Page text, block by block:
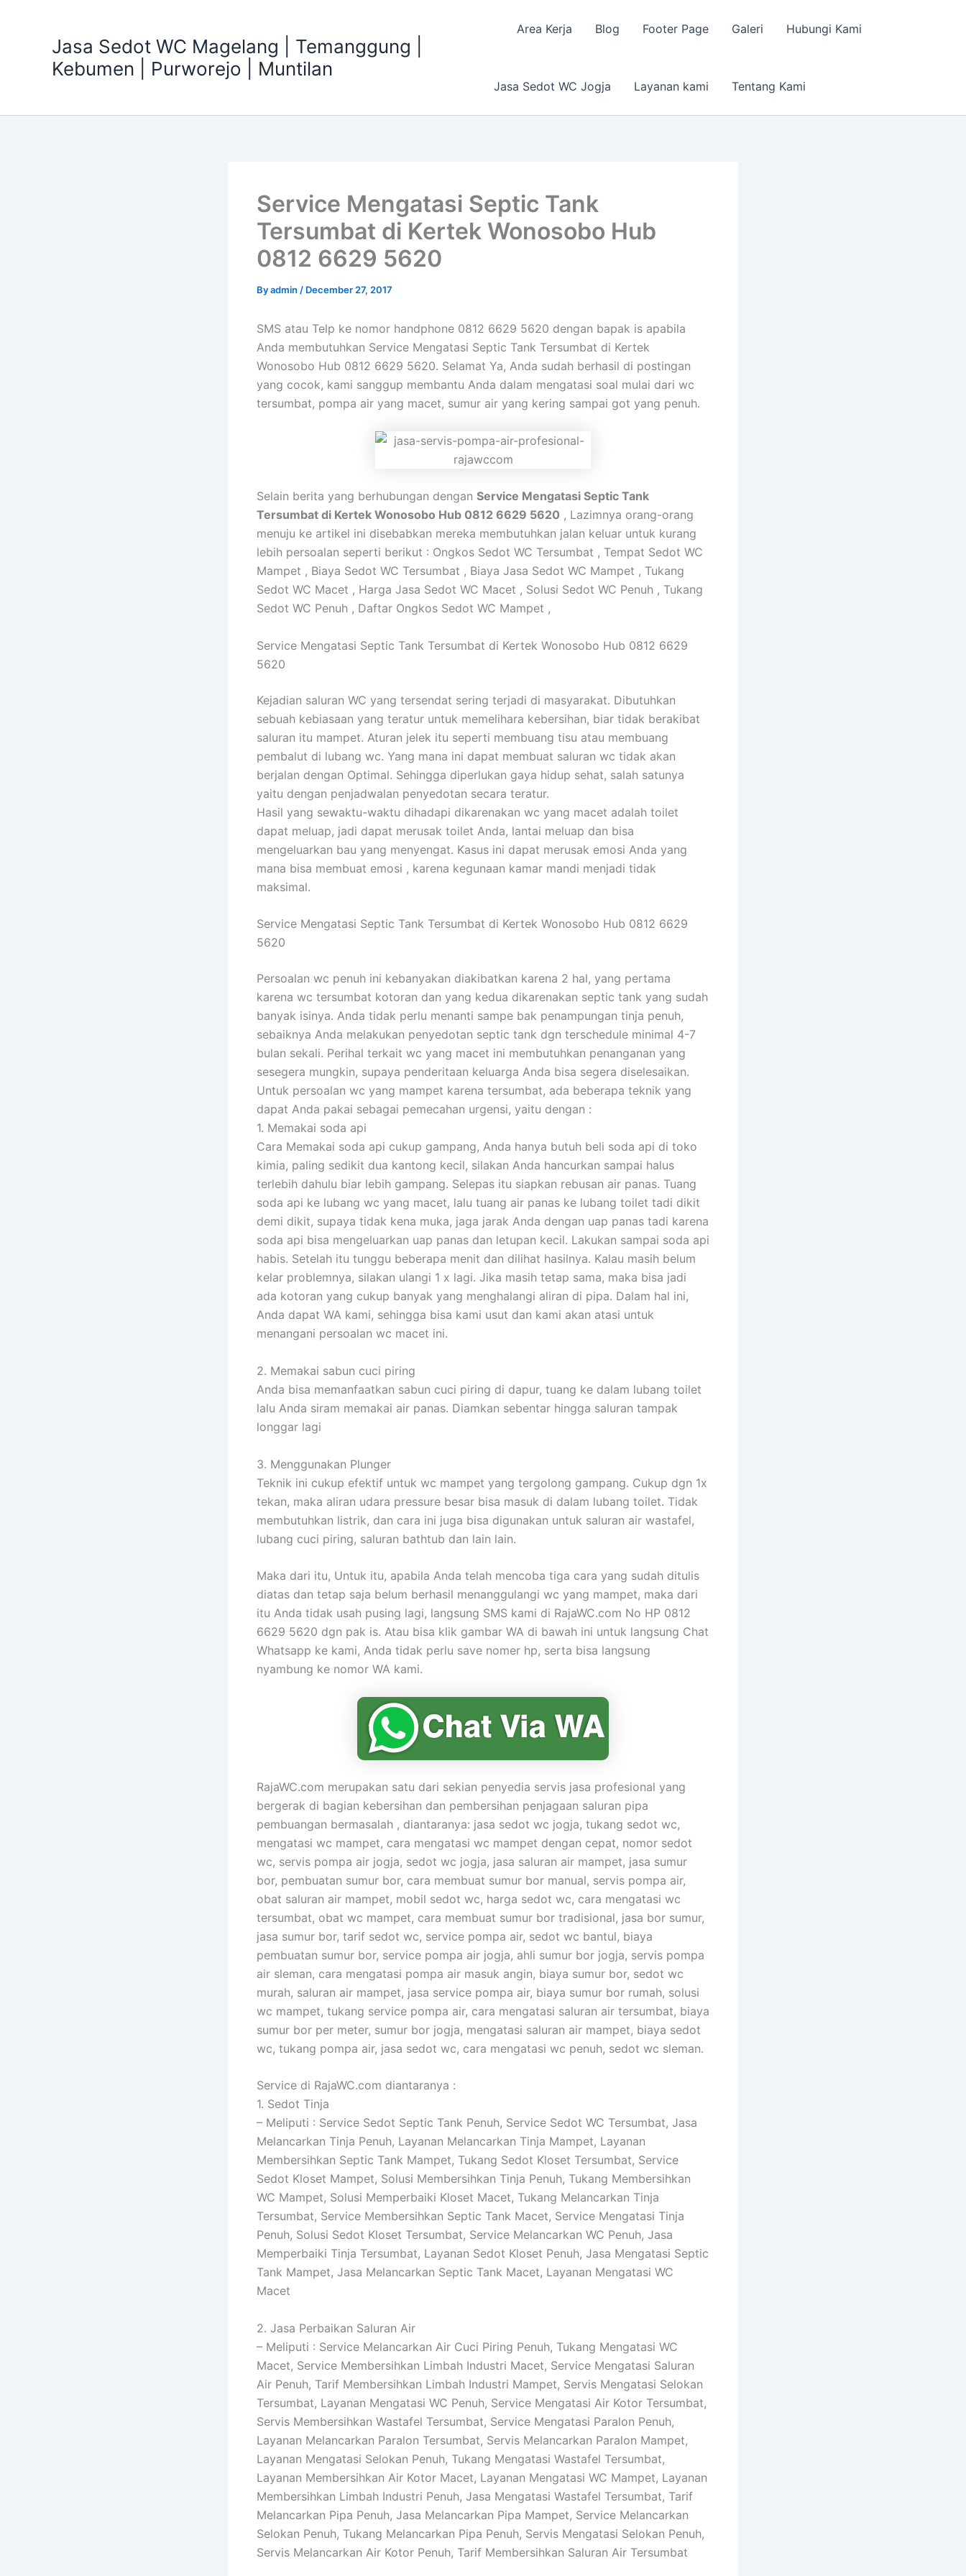
Jasa Sedot WC Magelang | Temanggung |
Kebumen | Purworejo | Muntilan
Area Kerja Blog Footer Page Galeri Hubungi Kami
Jasa Sedot WC Jogja Layanan kami Tentang Kami
Service Mengatasi Septic Tank
Tersumbat di Kertek Wonosobo Hub
0812 6629 5620
Byadmin / December 27, 2017
SMS atau Telp ke nomor handphone 0812 6629 5620 dengan bapak is apabila
Anda membutuhkan Service Mengatasi Septic Tank Tersumbat di Kertek
Wonosobo Hub 0812 6629 5620. Selamat Ya, Anda sudah berhasil di postingan
yang cocok, kami sanggup membantu Anda dalam mengatasi soal mulai dari wc
tersumbat, pompa air yang macet, sumur air yang kering sampai got yang penuh.
Selain berita yang berhubungan dengan Service Mengatasi Septic Tank
Tersumbat di Kertek Wonosobo Hub 0812 6629 5620 , Lazimnya orang-orang
menuju ke artikel ini disebabkan mereka membutuhkan jalan keluar untuk kurang
lebih persoalan seperti berikut : Ongkos Sedot WC Tersumbat , Tempat Sedot WC
Mampet , Biaya Sedot WC Tersumbat , Biaya Jasa Sedot WC Mampet , Tukang
Sedot WC Macet , Harga Jasa Sedot WC Macet , Solusi Sedot WC Penuh , Tukang
Sedot WC Penuh , Daftar Ongkos Sedot WC Mampet ,
Service Mengatasi Septic Tank Tersumbat di Kertek Wonosobo Hub 0812 6629
5620
Kejadian saluran WC yang tersendat sering terjadi di masyarakat. Dibutuhkan
sebuah kebiasaan yang teratur untuk memelihara kebersihan, biar tidak berakibat
saluran itu mampet. Aturan jelek itu seperti membuang tisu atau membuang
pembalut di lubang wc. Yang mana ini dapat membuat saluran wc tidak akan
berjalan dengan Optimal. Sehingga diperlukan gaya hidup sehat, salah satunya
yaitu dengan penjadwalan penyedotan secara teratur.
Hasil yang sewaktu-waktu dihadapi dikarenakan wc yang macet adalah toilet
dapat meluap, jadi dapat merusak toilet Anda, lantai meluap dan bisa
mengeluarkan bau yang menyengat. Kasus ini dapat merusak emosi Anda yang
mana bisa membuat emosi , karena kegunaan kamar mandi menjadi tidak
maksimal.
Service Mengatasi Septic Tank Tersumbat di Kertek Wonosobo Hub 0812 6629
5620
Persoalan wc penuh ini kebanyakan diakibatkan karena 2 hal, yang pertama
karena wc tersumbat kotoran dan yang kedua dikarenakan septic tank yang sudah
banyak isinya. Anda tidak perlu menanti sampe bak penampungan tinja penuh,
sebaiknya Anda melakukan penyedotan septic tank dgn terschedule minimal 4-7
bulan sekali. Perihal terkait wc yang macet ini membutuhkan penanganan yang
sesegera mungkin, supaya penderitaan keluarga Anda bisa segera diselesaikan.
Untuk persoalan wc yang mampet karena tersumbat, ada beberapa teknik yang
dapat Anda pakai sebagai pemecahan urgensi, yaitu dengan :
1. Memakai soda api
Cara Memakai soda api cukup gampang, Anda hanya butuh beli soda api di toko
kimia, paling sedikit dua kantong kecil, silakan Anda hancurkan sampai halus
terlebih dahulu biar lebih gampang. Selepas itu siapkan rebusan air panas. Tuang
soda api ke lubang wc yang macet, lalu tuang air panas ke lubang toilet tadi dikit
demi dikit, supaya tidak kena muka, jaga jarak Anda dengan uap panas tadi karena
soda api bisa mengeluarkan uap panas dan letupan kecil. Lakukan sampai soda api
habis. Setelah itu tunggu beberapa menit dan dilihat hasilnya. Kalau masih belum
kelar problemnya, silakan ulangi 1 x lagi. Jika masih tetap sama, maka bisa jadi
ada kotoran yang cukup banyak yang menghalangi aliran di pipa. Dalam hal ini,
Anda dapat WA kami, sehingga bisa kami usut dan kami akan atasi untuk
menangani persoalan wc macet ini.
2. Memakai sabun cuci piring
Anda bisa memanfaatkan sabun cuci piring di dapur, tuang ke dalam lubang toilet
lalu Anda siram memakai air panas. Diamkan sebentar hingga saluran tampak
longgar lagi
3. Menggunakan Plunger
Teknik ini cukup efektif untuk wc mampet yang tergolong gampang. Cukup dgn 1x
tekan, maka aliran udara pressure besar bisa masuk di dalam lubang toilet. Tidak
membutuhkan listrik, dan cara ini juga bisa digunakan untuk saluran air wastafel,
lubang cuci piring, saluran bathtub dan lain lain.
Maka dari itu, Untuk itu, apabila Anda telah mencoba tiga cara yang sudah ditulis
diatas dan tetap saja belum berhasil menanggulangi wc yang mampet, maka dari
itu Anda tidak usah pusing lagi, langsung SMS kami di RajaWC.com No HP 0812
6629 5620 dgn pak is. Atau bisa klik gambar WA di bawah ini untuk langsung Chat
Whatsapp ke kami, Anda tidak perlu save nomer hp, serta bisa langsung
nyambung ke nomor WA kami.
RajaWC.com merupakan satu dari sekian penyedia servis jasa profesional yang
bergerak di bagian kebersihan dan pembersihan penjagaan saluran pipa
pembuangan bermasalah , diantaranya: jasa sedot wc jogja, tukang sedot wc,
mengatasi wc mampet, cara mengatasi wc mampet dengan cepat, nomor sedot
wc, servis pompa air jogja, sedot wc jogja, jasa saluran air mampet, jasa sumur
bor, pembuatan sumur bor, cara membuat sumur bor manual, servis pompa air,
obat saluran air mampet, mobil sedot wc, harga sedot wc, cara mengatasi wc
tersumbat, obat wc mampet, cara membuat sumur bor tradisional, jasa bor sumur,
jasa sumur bor, tarif sedot wc, service pompa air, sedot wc bantul, biaya
pembuatan sumur bor, service pompa air jogja, ahli sumur bor jogja, servis pompa
air sleman, cara mengatasi pompa air masuk angin, biaya sumur bor, sedot wc
murah, saluran air mampet, jasa service pompa air, biaya sumur bor rumah, solusi
wc mampet, tukang service pompa air, cara mengatasi saluran air tersumbat, biaya
sumur bor per meter, sumur bor jogja, mengatasi saluran air mampet, biaya sedot
wc, tukang pompa air, jasa sedot wc, cara mengatasi wc penuh, sedot wc sleman.
Service di RajaWC.com diantaranya :
1. Sedot Tinja
– Meliputi : Service Sedot Septic Tank Penuh, Service Sedot WC Tersumbat, Jasa
Melancarkan Tinja Penuh, Layanan Melancarkan Tinja Mampet, Layanan
Membersihkan Septic Tank Mampet, Tukang Sedot Kloset Tersumbat, Service
Sedot Kloset Mampet, Solusi Membersihkan Tinja Penuh, Tukang Membersihkan
WC Mampet, Solusi Memperbaiki Kloset Macet, Tukang Melancarkan Tinja
Tersumbat, Service Membersihkan Septic Tank Macet, Service Mengatasi Tinja
Penuh, Solusi Sedot Kloset Tersumbat, Service Melancarkan WC Penuh, Jasa
Memperbaiki Tinja Tersumbat, Layanan Sedot Kloset Penuh, Jasa Mengatasi Septic
Tank Mampet, Jasa Melancarkan Septic Tank Macet, Layanan Mengatasi WC
Macet
2. Jasa Perbaikan Saluran Air
– Meliputi : Service Melancarkan Air Cuci Piring Penuh, Tukang Mengatasi WC
Macet, Service Membersihkan Limbah Industri Macet, Service Mengatasi Saluran
Air Penuh, Tarif Membersihkan Limbah Industri Mampet, Servis Mengatasi Selokan
Tersumbat, Layanan Mengatasi WC Penuh, Service Mengatasi Air Kotor Tersumbat,
Servis Membersihkan Wastafel Tersumbat, Service Mengatasi Paralon Penuh,
Layanan Melancarkan Paralon Tersumbat, Servis Melancarkan Paralon Mampet,
Layanan Mengatasi Selokan Penuh, Tukang Mengatasi Wastafel Tersumbat,
Layanan Membersihkan Air Kotor Macet, Layanan Mengatasi WC Mampet, Layanan
Membersihkan Limbah Industri Penuh, Jasa Mengatasi Wastafel Tersumbat, Tarif
Melancarkan Pipa Penuh, Jasa Melancarkan Pipa Mampet, Service Melancarkan
Selokan Penuh, Tukang Melancarkan Pipa Penuh, Servis Mengatasi Selokan Penuh,
Servis Melancarkan Air Kotor Penuh, Tarif Membersihkan Saluran Air Tersumbat